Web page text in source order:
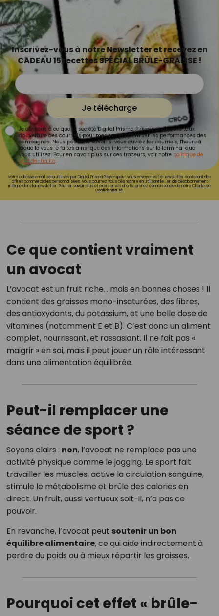
Inscrivez-vous à notre Newsletter et recevez en
CADEAU 15 recettes SPÉCIAL BRÛLE-GRAISSE !
Je télécharge
Je consens à ce que la société Digital Prisma Players analyse le taux
d'ouverture des courriels pour mesurer et optimiser les performances des
campagnes. Nous pourrons savoir si vous ouvrez les courriels, l'heure à
laquelle vous le faites ainsi que des informations sur le terminal que
vous utilisez. Pour en savoir plus sur ces traceurs, voir notre politique de
confidentialité.
Votre adresse email sera utilisée par Digital Prisma Playerspour vous envoyer votre newsletter contenant des
offres commerciales personnalisées. Vous pourrez vous désinscrire en utilisant le lien de désabonnement
intégré dans la newsletter. Pour en savoir plus et exercer vos droits, prenez connaissance de notreCharte de
Confidentialité.
Ce que contient vraiment
un avocat
L’avocat est un fruit riche… mais en bonnes choses ! Il
contient des graisses mono-insaturées, des fibres,
des antioxydants, du potassium, et une belle dose de
vitamines (notamment E et B). C’est donc un aliment
complet, nourrissant, et rassasiant. Il ne fait pas «
maigrir » en soi, mais il peut jouer un rôle intéressant
dans une alimentation équilibrée.
Peut-il remplacer une
séance de sport ?
Soyons clairs : non, l’avocat ne remplace pas une
activité physique comme le jogging. Le sport fait
travailler les muscles, active la circulation sanguine,
stimule le métabolisme et brûle des calories en
direct. Un fruit, aussi vertueux soit-il, n’a pas ce
pouvoir.
En revanche, l’avocat peut soutenir un bon
équilibre alimentaire, ce qui aide indirectement à
perdre du poids ou à mieux répartir les graisses.
Pourquoi cet effet « brûle-